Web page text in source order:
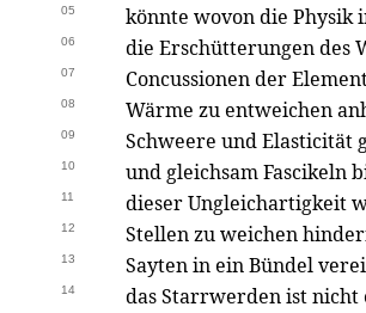
05 könnte wovon die Physik
06 die Erschütterungen des
07 Concussionen der
08 Wärme zu entweichen
09 Schweere und Elasticität
10 und gleichsam Fascikeln
11 dieser Ungleichartigkeit
12 Stellen zu weichen
13 Sayten in ein Bündel
14 das Starrwerden ist nicht